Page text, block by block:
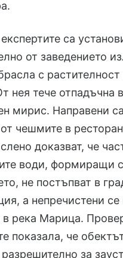
са
от заведението
с растителност
нея тече отпадъчна
мирис. Направени
чешмите в
доказват, че
води, формиращи
не постъпват в
а непречистени се
в река Марица.
показала, че
за